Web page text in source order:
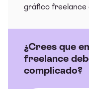
gráfico freelance
¿Crees que
freelance
complicado?